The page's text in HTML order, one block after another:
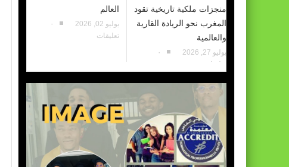
منجزات ملكية تاريخية تقود
المغرب نحو الريادة القارية
والعالمية
يوليو 27, 2026
٠
تعليقات
العالم
يوليو 02, 2026
٠
تعليقات